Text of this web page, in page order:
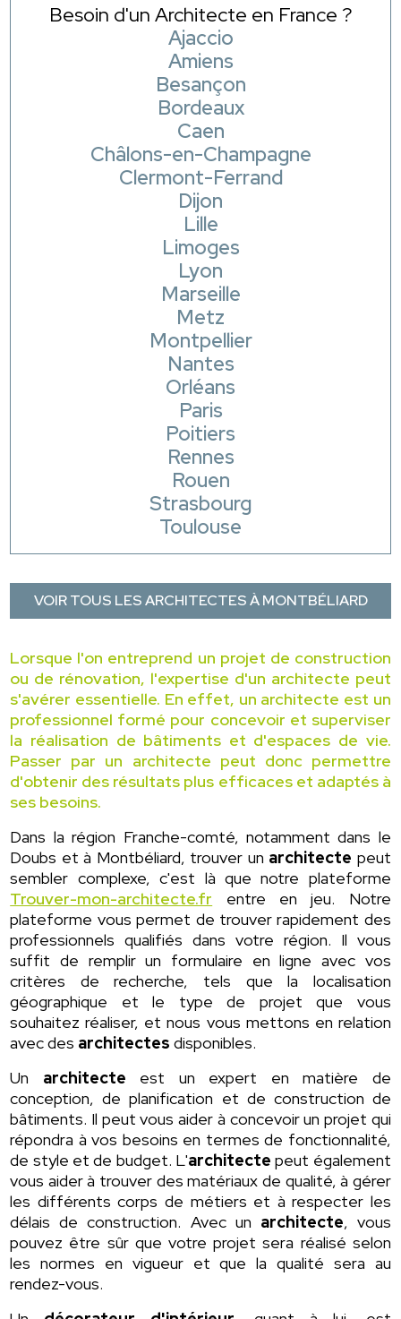
Besoin d'un Architecte en France ?
Ajaccio
Amiens
Besançon
Bordeaux
Caen
Châlons-en-Champagne
Clermont-Ferrand
Dijon
Lille
Limoges
Lyon
Marseille
Metz
Montpellier
Nantes
Orléans
Paris
Poitiers
Rennes
Rouen
Strasbourg
Toulouse
VOIR TOUS LES ARCHITECTES À MONTBÉLIARD
Lorsque l'on entreprend un projet de construction
ou de rénovation, l'expertise d'un architecte peut
s'avérer essentielle. En effet, un architecte est un
professionnel formé pour concevoir et superviser
la réalisation de bâtiments et d'espaces de vie.
Passer par un architecte peut donc permettre
d'obtenir des résultats plus efficaces et adaptés à
ses besoins.
Dans la région Franche-comté, notamment dans le
Doubs et à Montbéliard, trouver un architecte peut
sembler complexe, c'est là que notre plateforme
Trouver-mon-architecte.fr entre en jeu. Notre
plateforme vous permet de trouver rapidement des
professionnels qualifiés dans votre région. Il vous
suffit de remplir un formulaire en ligne avec vos
critères de recherche, tels que la localisation
géographique et le type de projet que vous
souhaitez réaliser, et nous vous mettons en relation
avec des architectes disponibles.
Un architecte est un expert en matière de
conception, de planification et de construction de
bâtiments. Il peut vous aider à concevoir un projet qui
répondra à vos besoins en termes de fonctionnalité,
de style et de budget. L'architecte peut également
vous aider à trouver des matériaux de qualité, à gérer
les différents corps de métiers et à respecter les
délais de construction. Avec un architecte, vous
pouvez être sûr que votre projet sera réalisé selon
les normes en vigueur et que la qualité sera au
rendez-vous.